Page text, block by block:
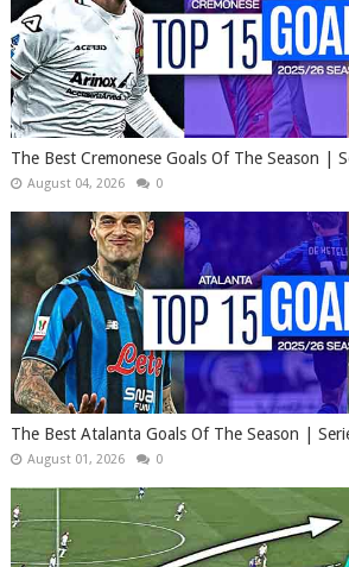
The Best Cremonese Goals Of The Season |
August 04, 2026 0
The Best Atalanta Goals Of The Season |
August 01, 2026 0